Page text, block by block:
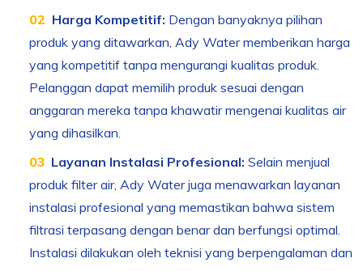
Harga Kompetitif: Dengan banyaknya pilihan
produk yang ditawarkan, Ady Water memberikan harga
yang kompetitif tanpa mengurangi kualitas produk.
Pelanggan dapat memilih produk sesuai dengan
anggaran mereka tanpa khawatir mengenai kualitas air
yang dihasilkan.
Layanan Instalasi Profesional: Selain menjual
produk filter air, Ady Water juga menawarkan layanan
instalasi profesional yang memastikan bahwa sistem
filtrasi terpasang dengan benar dan berfungsi optimal.
Instalasi dilakukan oleh teknisi yang berpengalaman dan